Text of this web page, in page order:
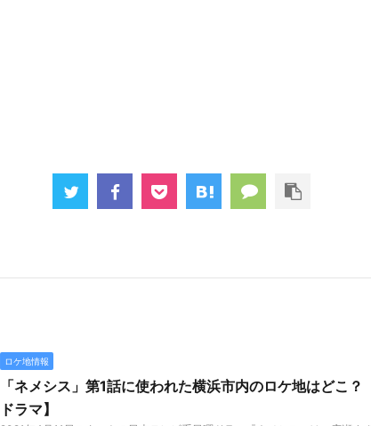
ロケ地情報
「ネメシス」第1話に使われた横浜市内のロケ地はどこ？
ドラマ】